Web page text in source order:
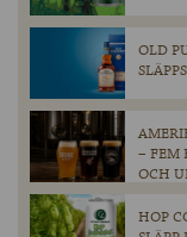
OLD
– FEM
OCH
HOP